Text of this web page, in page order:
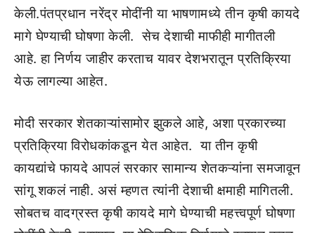
केली.पंतप्रधान नरेंद्र मोदींनी या भाषणामध्ये तीन कृषी कायदे
मागे घेण्याची घोषणा केली. सेच देशाची माफीही मागीतली
आहे. हा निर्णय जाहीर करताच यावर देशभरातून प्रतिक्रिया
येऊ लागल्या आहेत.
मोदी सरकार शेतकाऱ्यांसामोर झुकले आहे, अशा प्रकारच्या
प्रतिक्रिया विरोधकांकडून येत आहेत. या तीन कृषी
कायद्यांचे फायदे आपलं सरकार सामान्य शेतकऱ्यांना समजावून
सांगू शकलं नाही. असं म्हणत त्यांनी देशाची क्षमाही मागितली.
सोबतच वादग्रस्त कृषी कायदे मागे घेण्याची महत्त्वपूर्ण घोषणा